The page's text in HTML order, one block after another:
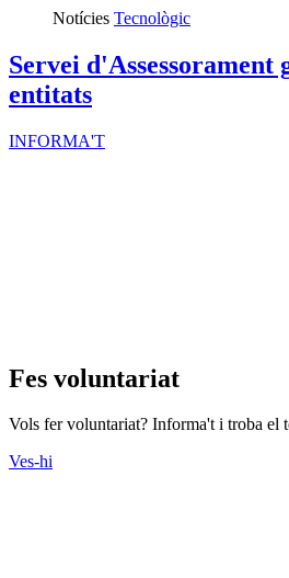
Notícies Tecnològic
Servei d'Assessorament
entitats
INFORMA'T
Fes voluntariat
Vols fer voluntariat? Informa't i troba el
Ves-hi